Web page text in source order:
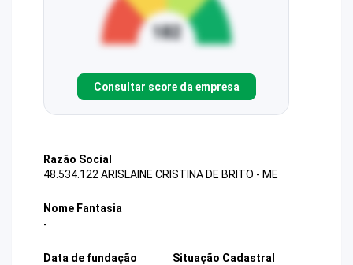
Consultar score da empresa
Razão Social
48.534.122 ARISLAINE CRISTINA DE BRITO - ME
Nome Fantasia
-
Data de fundação
Situação Cadastral